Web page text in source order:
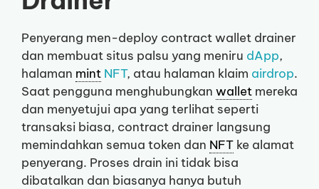
Penyerang men-deploy contract wallet drainer
dan membuat situs palsu yang meniru dApp,
halaman mint NFT, atau halaman klaim airdrop.
Saat pengguna menghubungkan wallet mereka
dan menyetujui apa yang terlihat seperti
transaksi biasa, contract drainer langsung
memindahkan semua token dan NFT ke alamat
penyerang. Proses drain ini tidak bisa
dibatalkan dan biasanya hanya butuh